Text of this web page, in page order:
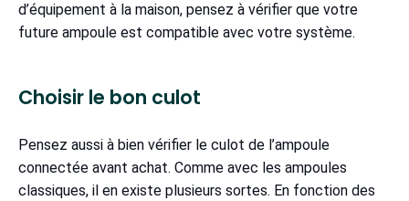
d’équipement à la maison, pensez à vérifier que votre
future ampoule est compatible avec votre système.
Choisir le bon culot
Pensez aussi à bien vérifier le culot de l’ampoule
connectée avant achat. Comme avec les ampoules
classiques, il en existe plusieurs sortes. En fonction des